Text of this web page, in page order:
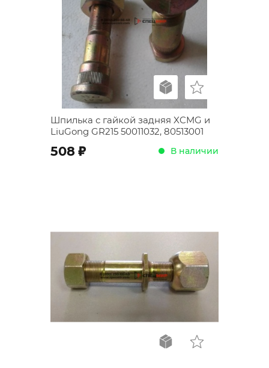
Шпилька с гайкой задняя XCMG и
LiuGong GR215 50011032, 80513001
508 ; В наличии